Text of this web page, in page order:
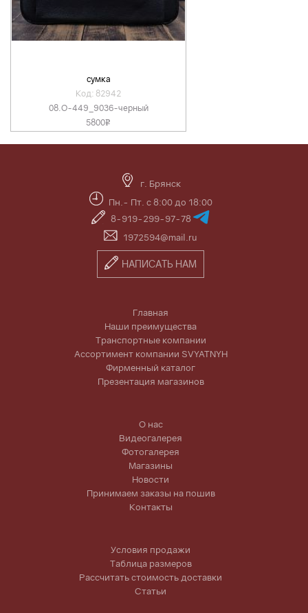
сумка
Код: 82942
08.O-449_9036-черный
5800v
г. Брянск
Пн.- Пт. с 8:00 до 18:00
8-919-299-97-78
1972594@mail.ru
НАПИСАТЬ НАМ
Главная
Наши преимущества
Транспортные компании
Ассортимент компании SVYATNYH
Фирменный каталог
Презентация магазинов
О нас
Видеогалерея
Фотогалерея
Магазины
Новости
Принимаем заказы на пошив
Контакты
Условия продажи
Таблица размеров
Рассчитать стоимость доставки
Статьи